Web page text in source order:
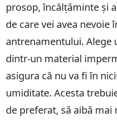
prosop, încălțăminte și
de care vei avea nevoie
antrenamentului. Alege
dintr-un material
asigura că nu va fi în
umiditate. Acesta
de preferat, să aibă mai